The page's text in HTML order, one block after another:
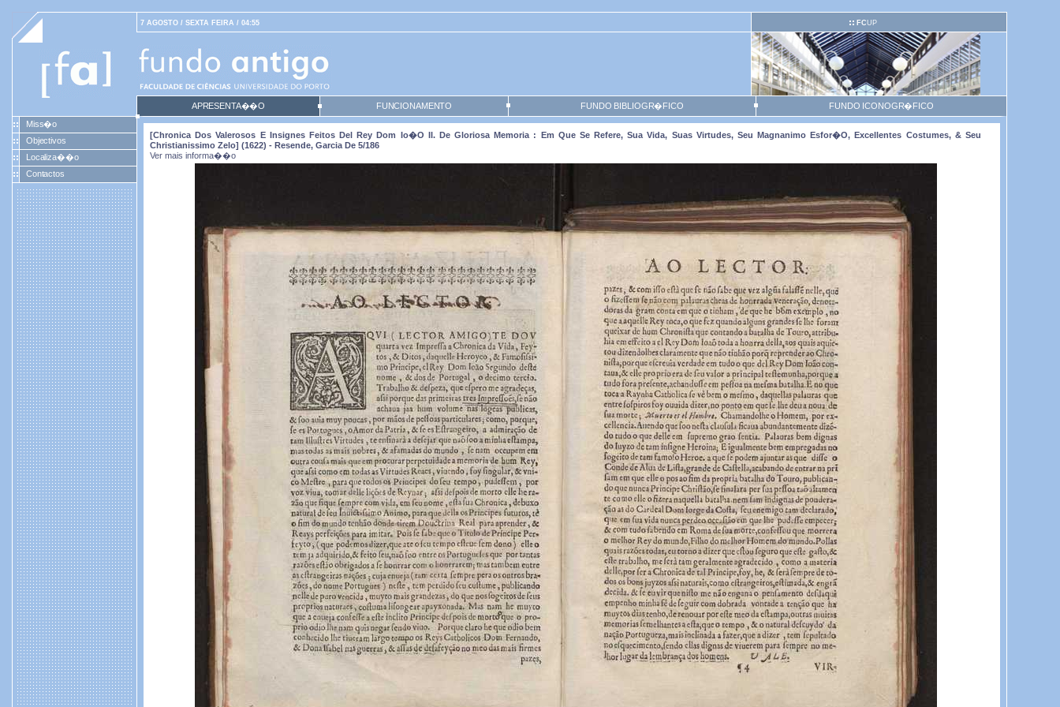
7 AGOSTO / SEXTA FEIRA / 04:55 FCUP
APRESENTA��O FUNCIONAMENTO FUNDO BIBLIOGR�FICO
FUNDO ICONOGR�FICO
Miss�o
Objectivos
Localiza��o
Contactos
[Chronica Dos Valerosos E Insignes Feitos Del Rey Dom Io�o II. De Gloriosa Memoria : Em Que Se Refere, Sua Vida, Suas Virtudes, Seu Magnanimo Esfor�o, Excellentes Costumes, & Seu
Christianissimo Zelo] (1622) - Resende, Garcia De 5/186
Ver mais informa��o